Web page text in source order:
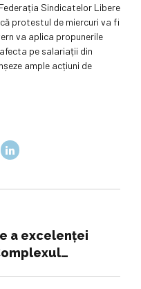
Sindicatelor Libere
protestul de miercuri va fi
va aplica propunerile
pe salariații din
ample acțiuni de
a excelenței